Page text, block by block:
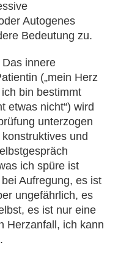
Autogenes
Bedeutung zu.
Das innere
(„mein Herz
bin bestimmt
etwas nicht“) wird
unterzogen
und
ich spüre ist
Aufregung, es ist
ungefährlich, es
es ist nur eine
Herzanfall, ich kann